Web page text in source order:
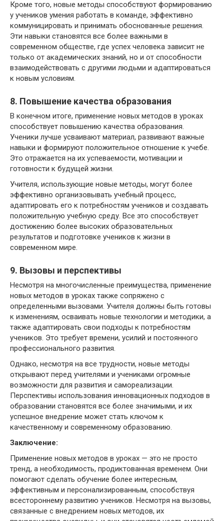
Кроме того, новые методы способствуют формированию
у учеников умения работать в команде, эффективно
коммуницировать и принимать обоснованные решения.
Эти навыки становятся все более важными в
современном обществе, где успех человека зависит не
только от академических знаний, но и от способности
взаимодействовать с другими людьми и адаптироваться
к новым условиям.
8. Повышение качества образования
В конечном итоге, применение новых методов в уроках
способствует повышению качества образования.
Ученики лучше усваивают материал, развивают важные
навыки и формируют положительное отношение к учебе.
Это отражается на их успеваемости, мотивации и
готовности к будущей жизни.
Учителя, использующие новые методы, могут более
эффективно организовывать учебный процесс,
адаптировать его к потребностям учеников и создавать
положительную учебную среду. Все это способствует
достижению более высоких образовательных
результатов и подготовке учеников к жизни в
современном мире.
9. Вызовы и перспективы
Несмотря на многочисленные преимущества, применение
новых методов в уроках также сопряжено с
определенными вызовами. Учителя должны быть готовы
к изменениям, осваивать новые технологии и методики, а
также адаптировать свои подходы к потребностям
учеников. Это требует времени, усилий и постоянного
профессионального развития.
Однако, несмотря на все трудности, новые методы
открывают перед учителями и учениками огромные
возможности для развития и самореализации.
Перспективы использования инновационных подходов в
образовании становятся все более значимыми, и их
успешное внедрение может стать ключом к
качественному и современному образованию.
Заключение:
Применение новых методов в уроках — это не просто
тренд, а необходимость, продиктованная временем. Они
помогают сделать обучение более интересным,
эффективным и персонализированным, способствуя
всестороннему развитию учеников. Несмотря на вызовы,
связанные с внедрением новых методов, их